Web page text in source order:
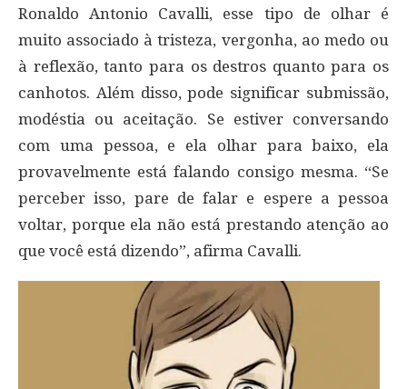
Ronaldo Antonio Cavalli, esse tipo de olhar é
muito associado à tristeza, vergonha, ao medo ou
à reflexão, tanto para os destros quanto para os
canhotos. Além disso, pode significar submissão,
modéstia ou aceitação. Se estiver conversando
com uma pessoa, e ela olhar para baixo, ela
provavelmente está falando consigo mesma. “Se
perceber isso, pare de falar e espere a pessoa
voltar, porque ela não está prestando atenção ao
que você está dizendo”, afirma Cavalli.